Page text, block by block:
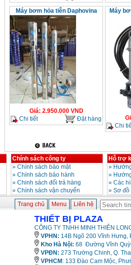
Máy bơm hỏa tiễn Daphovina
Giá: 2.950.000VND
Chi tiết
Đặt hàng
Máy
Chi
Chính sách công ty
» Chính sách bảo mật
» Chính sách bảo hành
» Chinh sách đổi trả hàng
» Chính sách vận chuyển
Hỗ trợ
»
»
» Các
» Sơ
Trang chủ Menu Liên hệ
THIẾT BỊ PLAZA
CÔNG TY TNHH MINH THIÊN
VPHN: 14B Ngõ 200 Vĩnh Hưng,
Kho Hà Nội: 68 Đường Vĩnh
VPĐN: 273 Trường Chinh, Q.
VPHCM : 133 Đào Cam Mộc,